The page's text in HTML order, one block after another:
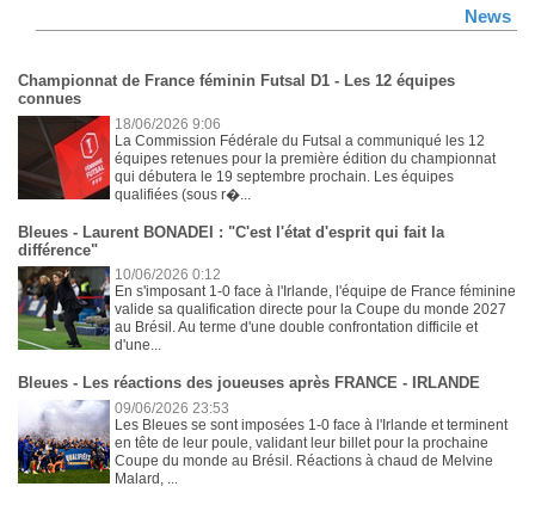
News
Championnat de France féminin Futsal D1 - Les 12 équipes
connues
18/06/2026 9:06
La Commission Fédérale du Futsal a communiqué les 12
équipes retenues pour la première édition du championnat
qui débutera le 19 septembre prochain. Les équipes
qualifiées (sous r�...
Bleues - Laurent BONADEI : "C'est l'état d'esprit qui fait la
différence"
10/06/2026 0:12
En s'imposant 1-0 face à l'Irlande, l'équipe de France féminine
valide sa qualification directe pour la Coupe du monde 2027
au Brésil. Au terme d'une double confrontation difficile et
d'une...
Bleues - Les réactions des joueuses après FRANCE - IRLANDE
09/06/2026 23:53
Les Bleues se sont imposées 1-0 face à l'Irlande et terminent
en tête de leur poule, validant leur billet pour la prochaine
Coupe du monde au Brésil. Réactions à chaud de Melvine
Malard, ...